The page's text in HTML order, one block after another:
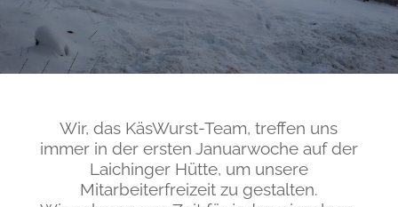
Wir, das KäsWurst-Team, treffen uns
immer in der ersten Januarwoche auf der
Laichinger Hütte, um unsere
Mitarbeiterfreizeit zu gestalten.